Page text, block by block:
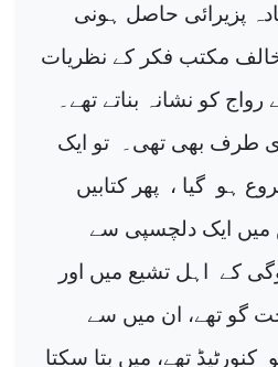
پزیرائی حاصل ہونی
مکتب فکر کے نظریات
رواج کو نشانہ بناتے تھے۔
طرف بھی تھی۔
تو ایک
ہو گیا ،
پھر کتابیں
میں ایک دلچسپی سے
کے
اہل تشیع میں اور
تھے، ان میں سے
کنورٹیڈ تھے، میں بتا سکتا